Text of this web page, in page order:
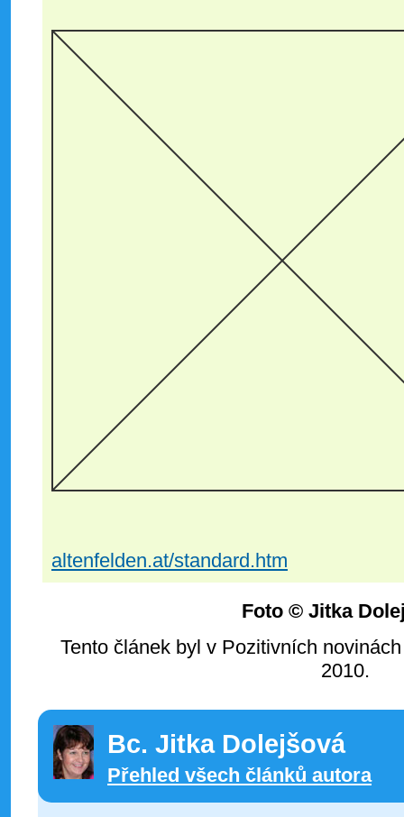
altenfelden.at/standard.htm
Foto © Jitka
Tento článek byl v Pozitivních
2010.
Bc. Jitka Dolejšová
Přehled všech článků autora